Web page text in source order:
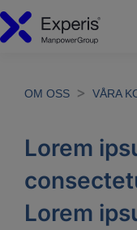
OM OSS VÅRA
Lorem
Lorem